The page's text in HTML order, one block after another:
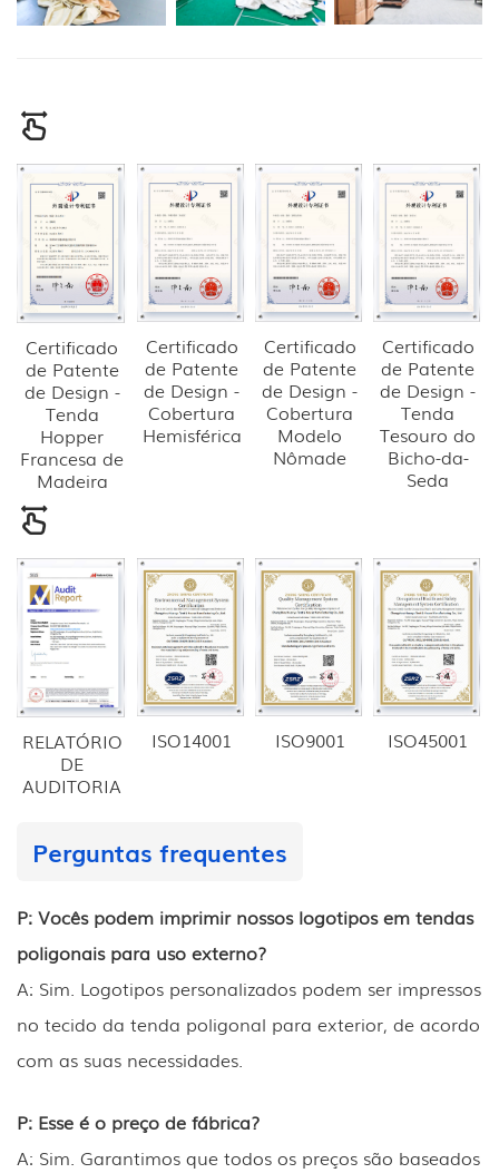
Certificado
de Patente
de Design -
Tenda
Hopper
Francesa de
Madeira
Certificado
de Patente
de Design -
Cobertura
Hemisférica
Certificado
de Patente
de Design -
Cobertura
Modelo
Nômade
Certificado
de Patente
de Design -
Tenda
Tesouro do
Bicho-da-
Seda
RELATÓRIO
DE
AUDITORIA
ISO14001 ISO9001 ISO45001
Perguntas frequentes
P: Vocês podem imprimir nossos logotipos em tendas
poligonais para uso externo?
A: Sim. Logotipos personalizados podem ser impressos
no tecido da tenda poligonal para exterior, de acordo
com as suas necessidades.
P: Esse é o preço de fábrica?
A: Sim. Garantimos que todos os preços são baseados